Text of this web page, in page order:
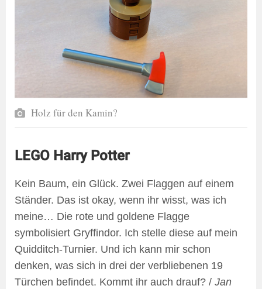
Holz für den Kamin?
LEGO Harry Potter
Kein Baum, ein Glück. Zwei Flaggen auf einem
Ständer. Das ist okay, wenn ihr wisst, was ich
meine… Die rote und goldene Flagge
symbolisiert Gryffindor. Ich stelle diese auf mein
Quidditch-Turnier. Und ich kann mir schon
denken, was sich in drei der verbliebenen 19
Türchen befindet. Kommt ihr auch drauf? / Jan